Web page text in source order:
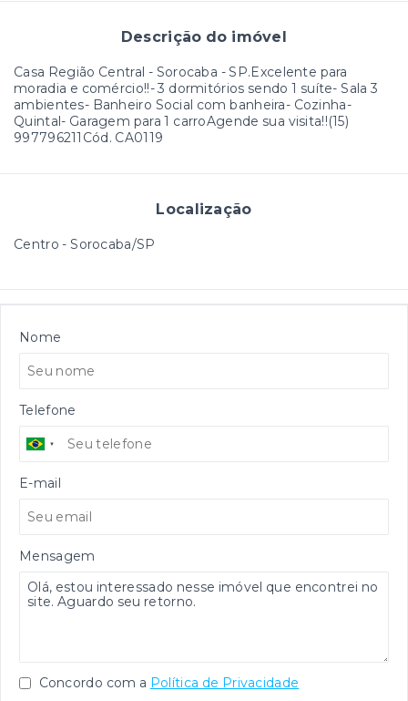
Descrição do imóvel
Casa Região Central - Sorocaba - SP.Excelente para
moradia e comércio!!- 3 dormitórios sendo 1 suíte- Sala 3
ambientes- Banheiro Social com banheira- Cozinha-
Quintal- Garagem para 1 carroAgende sua visita!!(15)
997796211Cód. CA0119
Localização
Centro - Sorocaba/SP
Nome
Telefone
E-mail
Mensagem
Concordo com a Política de Privacidade